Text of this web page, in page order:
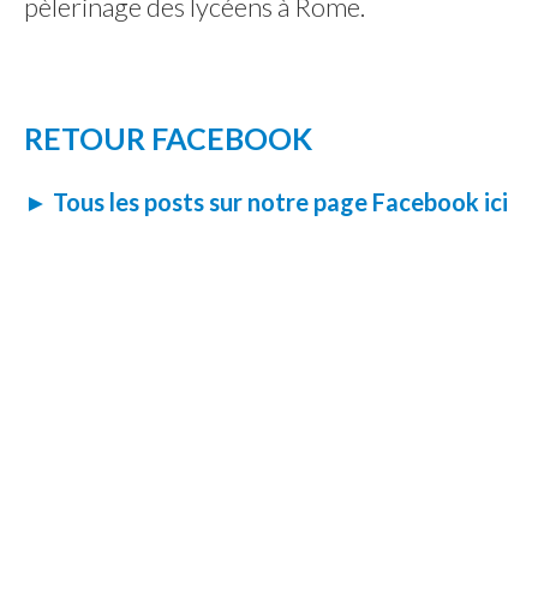
pèlerinage des lycéens à Rome.
RETOUR FACEBOOK
► Tous les posts sur notre page Facebook ici